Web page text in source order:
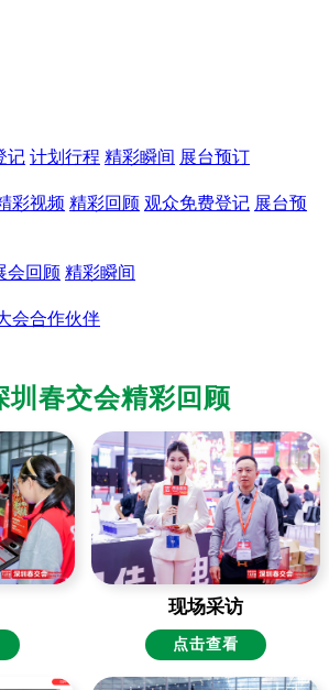
记 计划行程 精彩瞬间 展台预订
彩视频 精彩回顾 观众免费登记 展台预
会回顾 精彩瞬间
会合作伙伴
圳春交会精彩回顾
现场采访
点击查看